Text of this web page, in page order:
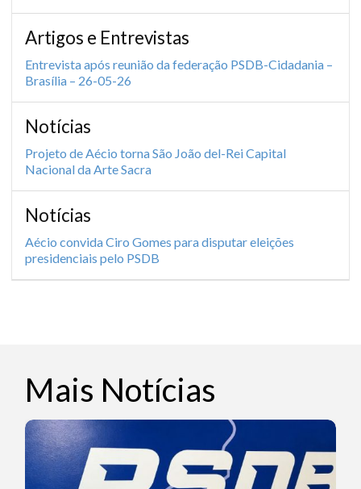
Artigos e Entrevistas
Entrevista após reunião da federação PSDB-Cidadania –
Brasília – 26-05-26
Notícias
Projeto de Aécio torna São João del-Rei Capital
Nacional da Arte Sacra
Notícias
Aécio convida Ciro Gomes para disputar eleições
presidenciais pelo PSDB
Mais Notícias